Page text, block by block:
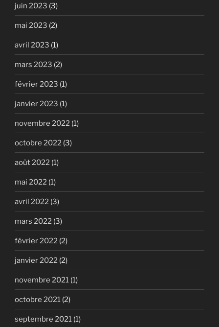
juin 2023 (3)
mai 2023 (2)
avril 2023 (1)
mars 2023 (2)
février 2023 (1)
janvier 2023 (1)
novembre 2022 (1)
octobre 2022 (3)
août 2022 (1)
mai 2022 (1)
avril 2022 (3)
mars 2022 (3)
février 2022 (2)
janvier 2022 (2)
novembre 2021 (1)
octobre 2021 (2)
septembre 2021 (1)